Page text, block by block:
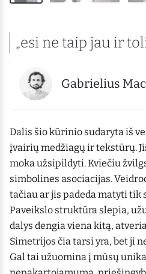
„esi ne taip jau ir
Gabrielius
Dalis šio kūrinio sudaryta iš
įvairių medžiagų ir tekstūrų.
moka užsipildyti. Kviečiu
simbolines asociacijas.
tačiau ar jis padeda matyti tik
Paveikslo struktūra slepia,
dalys dengia viena kitą,
Simetrijos čia tarsi yra, bet ji
Gal tai užuomina į mūsų